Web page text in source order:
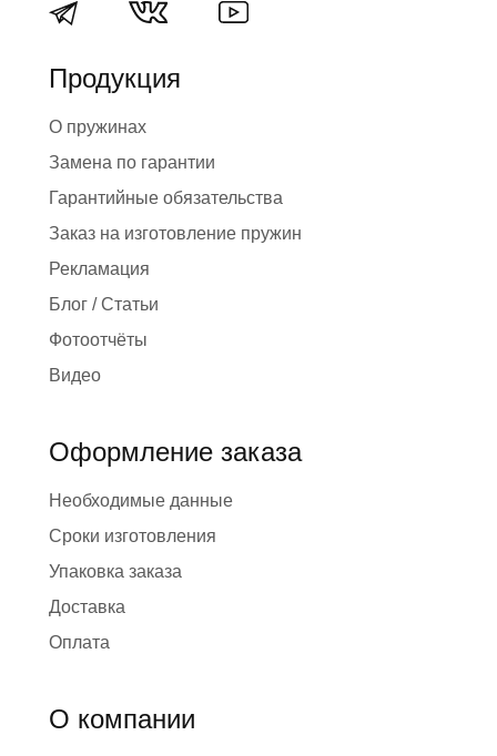
Продукция
О пружинах
Замена по гарантии
Гарантийные обязательства
Заказ на изготовление пружин
Рекламация
Блог / Статьи
Фотоотчёты
Видео
Оформление заказа
Необходимые данные
Сроки изготовления
Упаковка заказа
Доставка
Оплата
О компании